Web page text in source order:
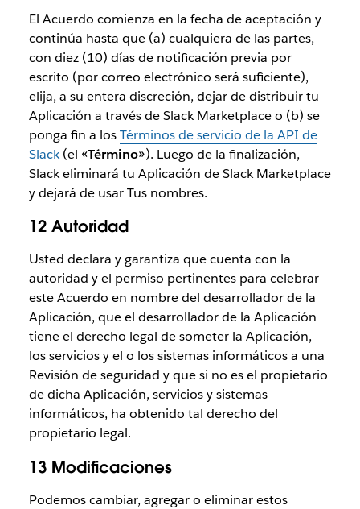
El Acuerdo comienza en la fecha de aceptación y
continúa hasta que (a) cualquiera de las partes,
con diez (10) días de notificación previa por
escrito (por correo electrónico será suficiente),
elija, a su entera discreción, dejar de distribuir tu
Aplicación a través de Slack Marketplace o (b) se
ponga fin a losTérminos de servicio de la API de
Slack(el «Término»). Luego de la finalización,
Slack eliminará tu Aplicación de Slack Marketplace
y dejará de usar Tus nombres.
12 Autoridad
Usted declara y garantiza que cuenta con la
autoridad y el permiso pertinentes para celebrar
este Acuerdo en nombre del desarrollador de la
Aplicación, que el desarrollador de la Aplicación
tiene el derecho legal de someter la Aplicación,
los servicios y el o los sistemas informáticos a una
Revisión de seguridad y que si no es el propietario
de dicha Aplicación, servicios y sistemas
informáticos, ha obtenido tal derecho del
propietario legal.
13 Modificaciones
Podemos cambiar, agregar o eliminar estos